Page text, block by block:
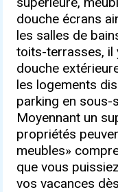
douche écrans
les salles de
toits-terrasses, il
douche
les logements
parking en sous-
Moyennant un
propriétés
meubles»
que vous
vos vacances